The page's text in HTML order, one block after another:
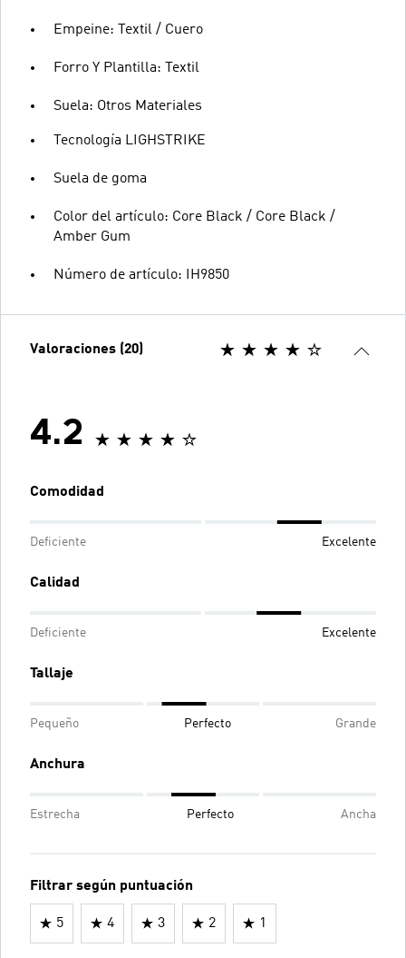
Empeine: Textil / Cuero
Forro Y Plantilla: Textil
Suela: Otros Materiales
Tecnología LIGHSTRIKE
Suela de goma
Color del artículo: Core Black / Core Black /
Amber Gum
Número de artículo: IH9850
Valoraciones (20)
4.2
Comodidad
Deficiente Excelente
Calidad
Deficiente Excelente
Tallaje
Pequeño Perfecto Grande
Anchura
Estrecha Perfecto Ancha
Filtrar según puntuación
5 4 3 2 1